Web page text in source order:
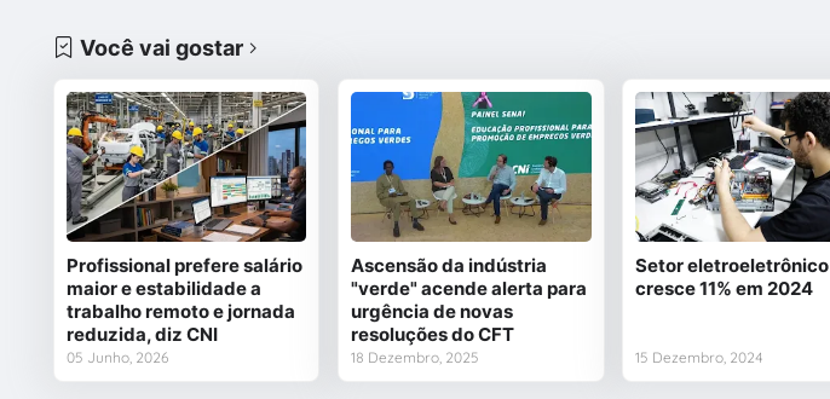
Você vai gostar
Profissional prefere salário
maior e estabilidade a
trabalho remoto e jornada
reduzida, diz CNI
05 Junho, 2026
Ascensão da indústria
"verde" acende alerta para
urgência de novas
resoluções do CFT
18 Dezembro, 2025
Setor eletroeletrônico
cresce 11% em 2024
15 Dezembro, 2024